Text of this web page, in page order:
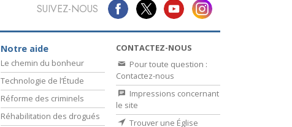
L’échelle des tons émotionnels
Réponses aux drogues
Des outils pour le monde du travail
L’éthique et les conditions
SUIVEZ-NOUS
Notre aide
Le chemin du bonheur
Technologie de l’Étude
Réforme des criminels
Réhabilitation des drogués
CONTACTEZ-NOUS
Pour toute question :
Contactez-nous
Impressions concernant
le site
Trouver une Église